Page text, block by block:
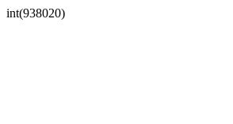
int(938020)